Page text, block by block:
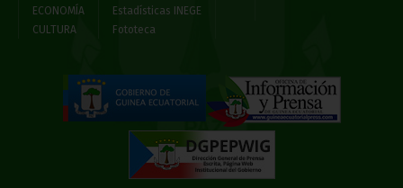
ECONOMÍA
CULTURA
Estadísticas INEGE
Fototeca